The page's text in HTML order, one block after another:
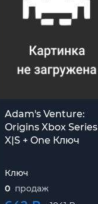
Adam's Venture:
Origins Xbox Series
X|S + One Ключ
Ключ
0 продаж